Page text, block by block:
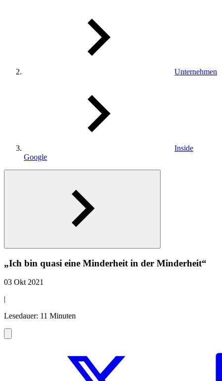
Unternehmen
Inside
Google
„Ich bin quasi eine Minderheit in der Minderheit“
03 Okt 2021
|
Lesedauer: 11 Minuten